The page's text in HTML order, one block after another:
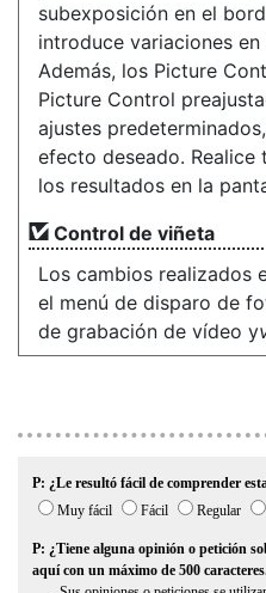
subexposición en el
introduce variaciones
Además, los Picture
Picture Control
ajustes
efecto deseado. Realice
los resultados en la
Control de viñeta
Los cambios realizados
el menú de disparo de
de grabación de vídeo y